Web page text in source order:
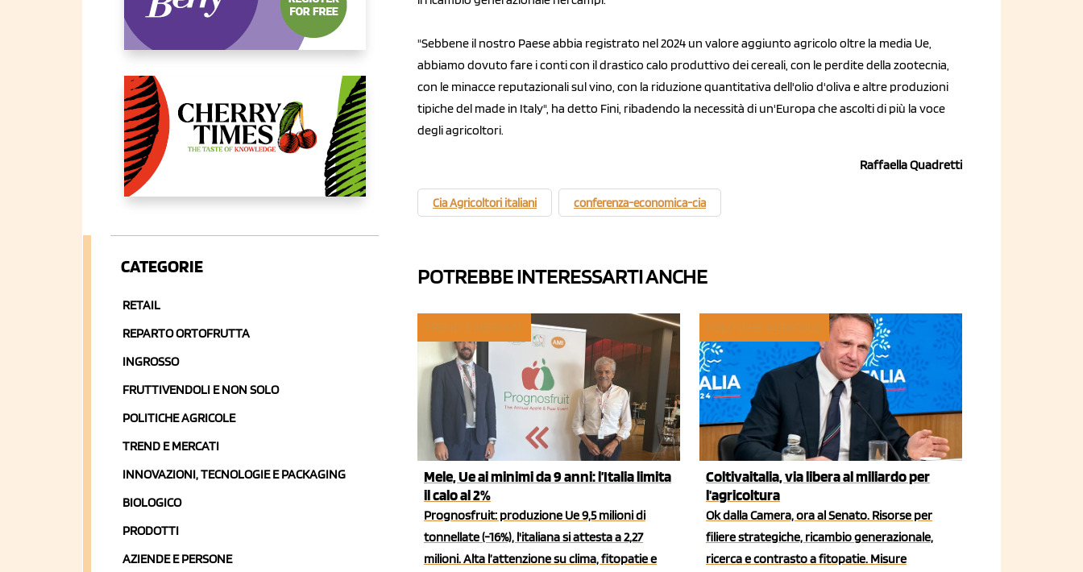
CATEGORIE
RETAIL
REPARTO ORTOFRUTTA
INGROSSO
FRUTTIVENDOLI E NON SOLO
POLITICHE AGRICOLE
TREND E MERCATI
INNOVAZIONI, TECNOLOGIE E PACKAGING
BIOLOGICO
PRODOTTI
AZIENDE E PERSONE
"Sebbene il nostro Paese abbia registrato nel 2024 un valore aggiunto agricolo oltre la media Ue,
abbiamo dovuto fare i conti con il drastico calo produttivo dei cereali, con le perdite della zootecnia,
con le minacce reputazionali sul vino, con la riduzione quantitativa dell'olio d'oliva e altre produzioni
tipiche del made in Italy", ha detto Fini, ribadendo la necessità di un'Europa che ascolti di più la voce
degli agricoltori.
Raffaella Quadretti
Cia Agricoltori italiani conferenza-economica-cia
POTREBBE INTERESSARTI ANCHE
Mele, Ue ai minimi da 9 anni: l’Italia limita
il calo al 2%
Prognosfruit: produzione Ue 9,5 milioni di
tonnellate (-16%), l'italiana si attesta a 2,27
milioni. Alta l’attenzione su clima, fitopatie e
Coltivaitalia, via libera al miliardo per
l'agricoltura
Ok dalla Camera, ora al Senato. Risorse per
filiere strategiche, ricambio generazionale,
ricerca e contrasto a fitopatie. Misure